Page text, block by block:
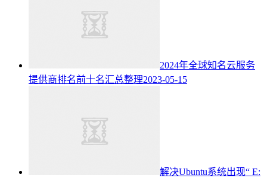
2024年全球知名云服务
提供商排名前十名汇总整理2023-05-15
解决Ubuntu系统出现“ E: